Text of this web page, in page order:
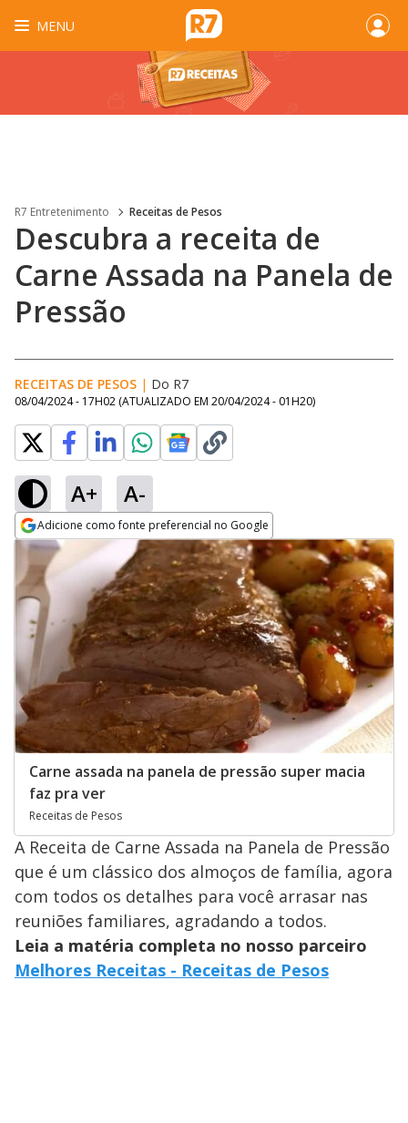
MENU
R7 Entretenimento Receitas de Pesos
Descubra a receita de
Carne Assada na Panela de
Pressão
RECEITAS DE PESOS | Do R7
08/04/2024 - 17H02 (ATUALIZADO EM 20/04/2024 - 01H20)
A+ A-
Adicione como fonte preferencial no Google
Opens in new window
Carne assada na panela de pressão super macia
faz pra ver
Receitas de Pesos
A Receita de Carne Assada na Panela de Pressão
que é um clássico dos almoços de família, agora
com todos os detalhes para você arrasar nas
reuniões familiares, agradando a todos.
Leia a matéria completa no nosso parceiro
Melhores Receitas - Receitas de Pesos